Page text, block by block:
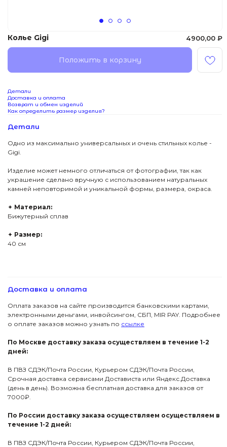
Колье Gigi 4900,00 ₽
Положить в корзину
Детали
Доставка и оплата
Возврат и обмен изделий
Как определить размер изделия?
Детали
Одно из максимально универсальных и очень стильных колье -
Gigi.
Изделие может немного отличаться от фотографии, так как
украшение сделано вручную с использованием натуральных
камней неповторимой и уникальной формы, размера, окраса.
✦ Материал:
Бижутерный сплав
✦ Размер:
40 см
Доставка и оплата
Оплата заказов на сайте производится банковскими картами,
электронными деньгами, инвойсингом, СБП, МIR PAY. Подробнее
о оплате заказов можно узнать по ссылке
По Москве доставку заказа осуществляем в течение 1-2
дней:
В ПВЗ СДЭК/Почта России, Курьером СДЭК/Почта России,
Срочная доставка сервисами Достависта или Яндекс.Доставка
(день в день). Возможна бесплатная доставка для заказов от
7000₽.
По России доставку заказа осуществляем осуществляем в
течение 1-2 дней:
В ПВЗ СДЭК/Почта России, Курьером СДЭК/Почта России,